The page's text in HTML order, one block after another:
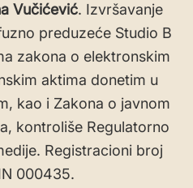
Vučićević. Izvršavanje
preduzeće Studio B
zakona o elektronskim
aktima donetim u
kao i Zakona o javnom
kontroliše Regulatorno
Registracioni broj
000435.